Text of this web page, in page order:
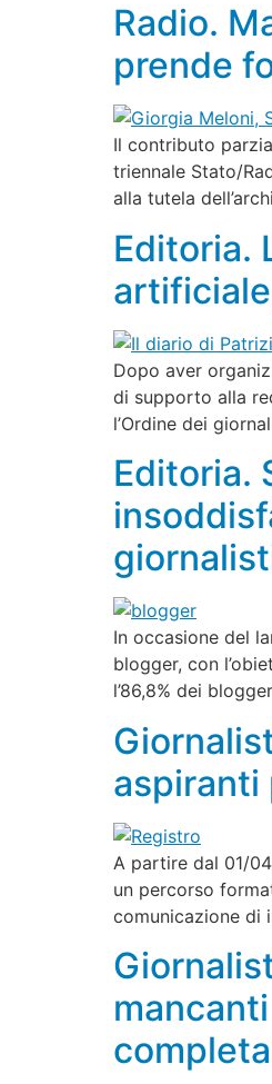
Radio.
prende
Il contributo
triennale Stato/
alla tutela
Editoria.
Dopo aver
di supporto alla
l’Ordine dei
Editoria.
In occasione del
blogger, con
l’86,8% dei
aspiranti
A partire dal 01/
un percorso
comunicazione di